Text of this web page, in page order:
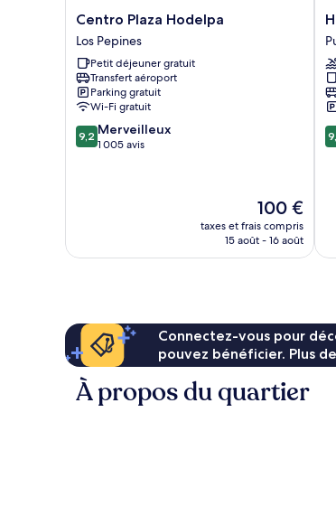
Centro
Plaza
Hodelpa
Los
Pepines
Centro Plaza Hodelpa
Los Pepines
Petit déjeuner gratuit
Transfert aéroport
Parking gratuit
Wi-Fi gratuit
9.2
sur
9,2 Merveilleux
1 005 avis
Le
nouveau
prix
100 €
taxes et frais compris
15 août - 16 août
Connectez-vous pour
pouvez bénéficier. Plus
À propos du quartier